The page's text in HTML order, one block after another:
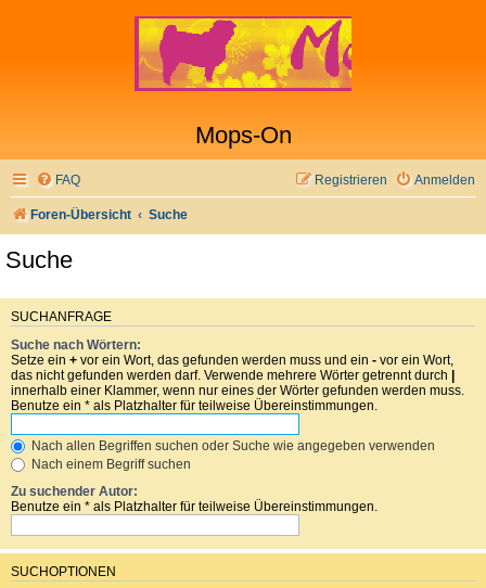
Mops-On
FAQ Anmelden
Registrieren
Foren-Übersicht Suche
Suche
SUCHANFRAGE
Suche nach Wörtern:
Setze ein + vor ein Wort, das gefunden werden muss und ein - vor ein Wort,
das nicht gefunden werden darf. Verwende mehrere Wörter getrennt durch |
innerhalb einer Klammer, wenn nur eines der Wörter gefunden werden muss.
Benutze ein * als Platzhalter für teilweise Übereinstimmungen.
Nach allen Begriffen suchen oder Suche wie angegeben verwenden
Nach einem Begriff suchen
Zu suchender Autor:
Benutze ein * als Platzhalter für teilweise Übereinstimmungen.
SUCHOPTIONEN